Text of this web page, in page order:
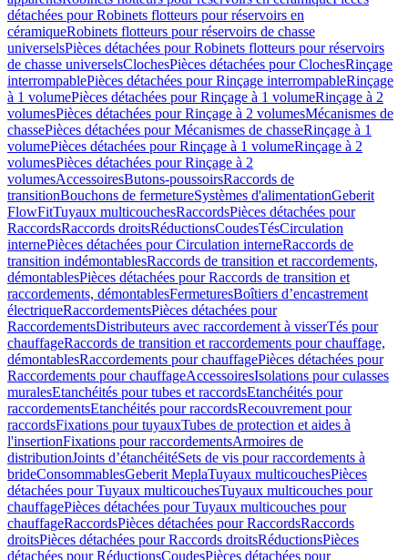
détachées pour Robinets flotteurs pour réservoirs en
céramiqueRobinets flotteurs pour réservoirs de chasse
universelsPièces détachées pour Robinets flotteurs pour réservoirs
de chasse universelsClochesPièces détachées pour ClochesRinçage
interrompablePièces détachées pour Rinçage interrompableRinçage
à 1 volumePièces détachées pour Rinçage à 1 volumeRinçage à 2
volumesPièces détachées pour Rinçage à 2 volumesMécanismes de
chassePièces détachées pour Mécanismes de chasseRinçage à 1
volumePièces détachées pour Rinçage à 1 volumeRinçage à 2
volumesPièces détachées pour Rinçage à 2
volumesAccessoiresButons-poussoirsRaccords de
transitionBouchons de fermetureSystèmes d'alimentationGeberit
FlowFitTuyaux multicouchesRaccordsPièces détachées pour
RaccordsRaccords droitsRéductionsCoudesTésCirculation
internePièces détachées pour Circulation interneRaccords de
transition indémontablesRaccords de transition et raccordements,
démontablesPièces détachées pour Raccords de transition et
raccordements, démontablesFermeturesBoîtiers d’encastrement
électriqueRaccordementsPièces détachées pour
RaccordementsDistributeurs avec raccordement à visserTés pour
chauffageRaccords de transition et raccordements pour chauffage,
démontablesRaccordements pour chauffagePièces détachées pour
Raccordements pour chauffageAccessoiresIsolations pour culasses
muralesEtanchéités pour tubes et raccordsEtanchéités pour
raccordementsEtanchéités pour raccordsRecouvrement pour
raccordsFixations pour tuyauxTubes de protection et aides à
l'insertionFixations pour raccordementsArmoires de
distributionJoints d’étanchéitéSets de vis pour raccordements à
brideConsommablesGeberit MeplaTuyaux multicouchesPièces
détachées pour Tuyaux multicouchesTuyaux multicouches pour
chauffagePièces détachées pour Tuyaux multicouches pour
chauffageRaccordsPièces détachées pour RaccordsRaccords
droitsPièces détachées pour Raccords droitsRéductionsPièces
détachées pour RéductionsCoudesPièces détachées pour